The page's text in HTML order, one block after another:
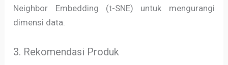
Neighbor Embedding (t-SNE) untuk mengurangi
dimensi data.
3. Rekomendasi Produk